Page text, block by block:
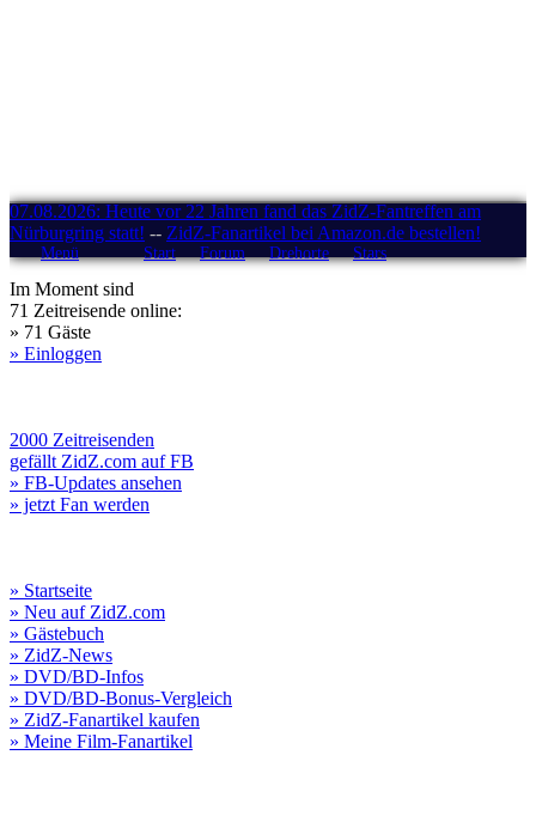
07.08.2026: Heute vor 22 Jahren fand das ZidZ-Fantreffen am
Nürburgring statt! -- ZidZ-Fanartikel bei Amazon.de bestellen!
Menü Start Forum Drehorte Stars
Im Moment sind
71 Zeitreisende online:
» 71 Gäste
» Einloggen
2000 Zeitreisenden
gefällt ZidZ.com auf FB
» FB-Updates ansehen
» jetzt Fan werden
» Startseite
» Neu auf ZidZ.com
» Gästebuch
» ZidZ-News
» DVD/BD-Infos
» DVD/BD-Bonus-Vergleich
» ZidZ-Fanartikel kaufen
» Meine Film-Fanartikel